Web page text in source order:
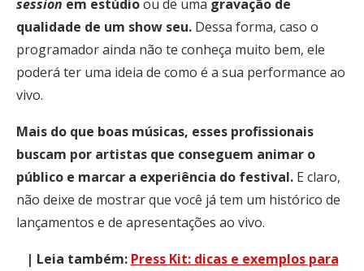
session em estúdioou de uma gravação de
qualidade de um show seu. Dessa forma, caso o
programador ainda não te conheça muito bem, ele
poderá ter uma ideia de como é a sua performance ao
vivo.
Mais do que boas músicas, esses profissionais
buscam por artistas que conseguem animar o
público e marcar a experiência do festival. E claro,
não deixe de mostrar que você já tem um histórico de
lançamentos e de apresentações ao vivo.
| Leia também: Press Kit: dicas e exemplos para